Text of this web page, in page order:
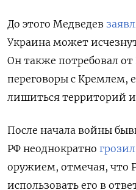
До этого Медведев
Украина может
Он также потребовал
переговоры с Кремлем,
лишиться территорий и
После начала войны
РФ неоднократно грозил
оружием, отмечая, что
использовать его в